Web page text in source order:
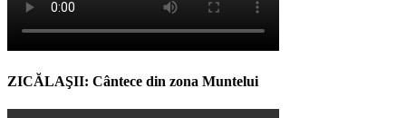
ZICĂLAŞII: Cântece din zona Muntelui